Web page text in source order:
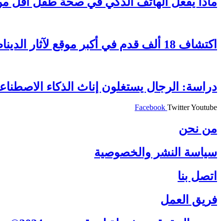
اكتشاف 18 ألف قدم في أكبر موقع لآثار الديناصورات
دراسة: الرجال يستغلون إناث الذكاء
Facebook TwitterYoutube
من نحن
سياسة النشر والخصوصية
اتصل بنا
فريق العمل